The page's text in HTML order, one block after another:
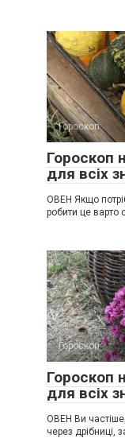
Гороскоп
Гороскоп
для всіх
ОВЕН Якщо
робити це варто
Гороскоп
Гороскоп
для всіх
ОВЕН Ви
через дрібниці,